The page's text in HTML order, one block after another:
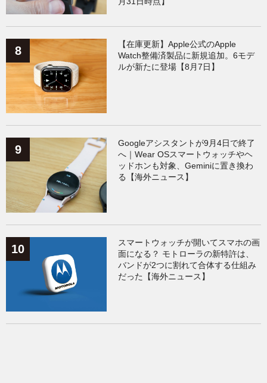
【在庫更新】Apple公式のApple
Watch整備済製品に新規追加。6モデ
ルが新たに登場【8月7日】
Googleアシスタントが9月4日で終了
へ｜Wear OSスマートウォッチやヘ
ッドホンも対象、Geminiに置き換わ
る【海外ニュース】
スマートウォッチが開いてスマホの画
面になる？ モトローラの新特許は、
バンドが2つに割れて合体する仕組み
だった【海外ニュース】